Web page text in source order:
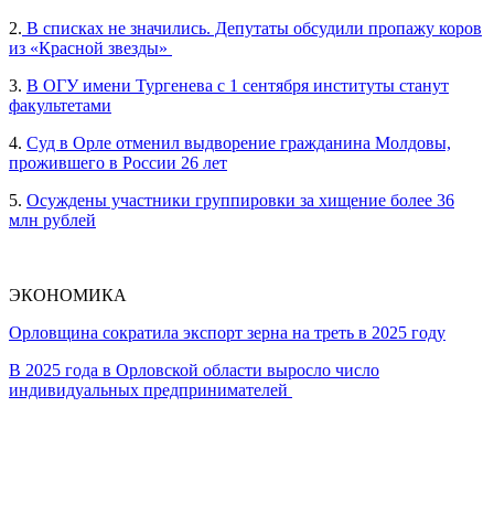
2. В списках не значились. Депутаты обсудили пропажу коров
из «Красной звезды»
3. В ОГУ имени Тургенева с 1 сентября институты станут
факультетами
4. Суд в Орле отменил выдворение гражданина Молдовы,
прожившего в России 26 лет
5. Осуждены участники группировки за хищение более 36
млн рублей
ЭКОНОМИКА
Орловщина сократила экспорт зерна на треть в 2025 году
В 2025 года в Орловской области выросло число
индивидуальных предпринимателей